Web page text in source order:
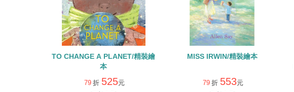
TO CHANGE A PLANET/精裝繪
本
79 折 525元
MISS IRWIN/精裝繪本
79 折 553元